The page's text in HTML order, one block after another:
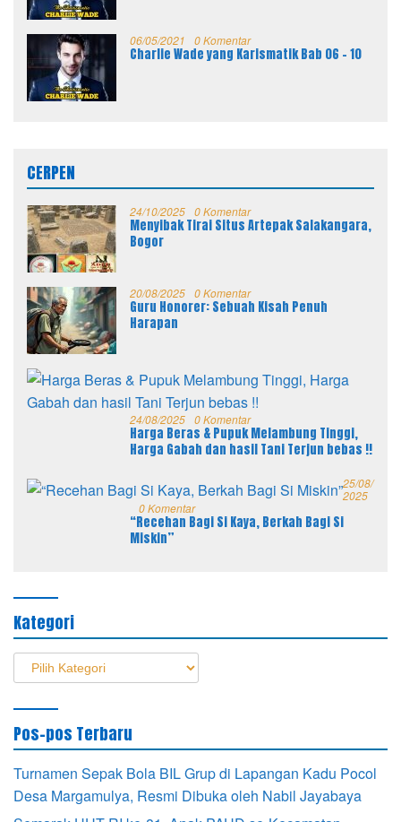
06/05/2021 0 Komentar
Charlie Wade yang Karismatik Bab 06 – 10
CERPEN
24/10/2025 0 Komentar
Menyibak Tirai Situs Artepak Salakangara,
Bogor
20/08/2025 0 Komentar
Guru Honorer: Sebuah Kisah Penuh
Harapan
24/08/2025 0 Komentar
Harga Beras & Pupuk Melambung Tinggi,
Harga Gabah dan hasil Tani Terjun bebas !!
25/08/
2025
0 Komentar
“Recehan Bagi Si Kaya, Berkah Bagi Si
Miskin”
Kategori
Kategori
Pos-pos Terbaru
Turnamen Sepak Bola BIL Grup di Lapangan Kadu Pocol
Desa Margamulya, Resmi Dibuka oleh Nabil Jayabaya